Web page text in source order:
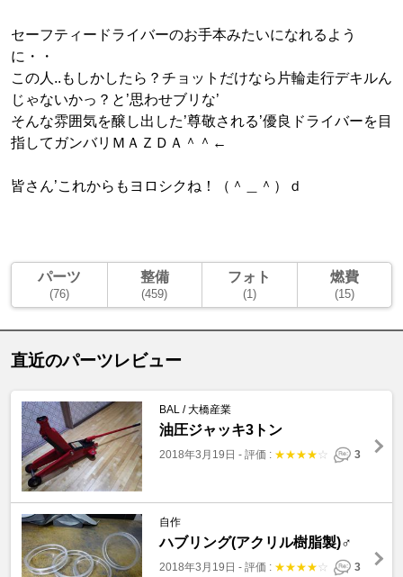
セーフティードライバーのお手本みたいになれるよう
に・・
この人..もしかしたら？チョットだけなら片輪走行デキルん
じゃないかっ？と’思わせブリな’
そんな雰囲気を醸し出した’尊敬される’優良ドライバーを目
指してガンバリＭＡＺＤＡ＾＾←
皆さん’これからもヨロシクね！（＾＿＾）ｄ
パーツ
(76)
整備
(459)
フォト
(1)
燃費
(15)
直近のパーツレビュー
BAL / 大橋産業
油圧ジャッキ3トン
2018年3月19日 - 評価 : ★★★★ ☆ 3
自作
ハブリング(アクリル樹脂製)♂
2018年3月19日 - 評価 : ★★★★ ☆ 3